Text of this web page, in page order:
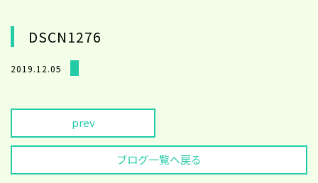
DSCN1276
2019.12.05
prev
ブログ一覧へ戻る